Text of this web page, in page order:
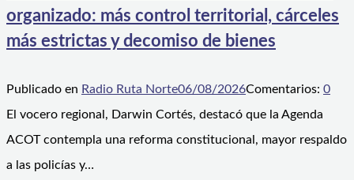
organizado: más control territorial, cárceles
más estrictas y decomiso de bienes
Publicado en Radio Ruta Norte06/08/2026Comentarios: 0
El vocero regional, Darwin Cortés, destacó que la Agenda
ACOT contempla una reforma constitucional, mayor respaldo
a las policías y…